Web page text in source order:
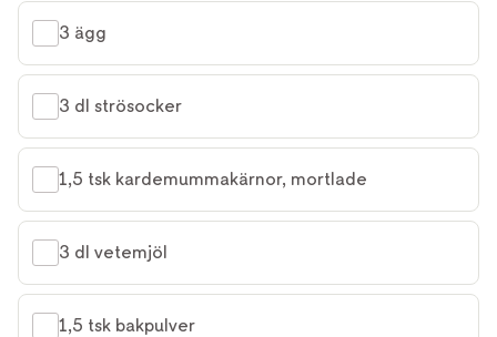
3 ägg
3 dl strösocker
1,5 tsk kardemummakärnor, mortlade
3 dl vetemjöl
1,5 tsk bakpulver